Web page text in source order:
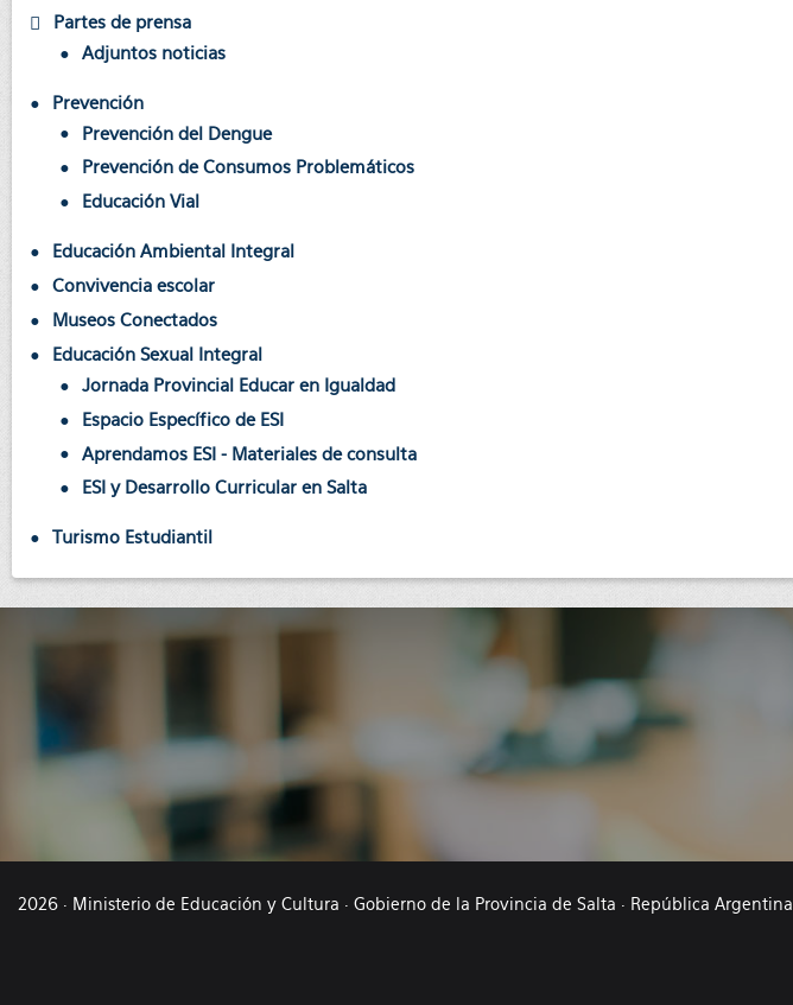
Partes de prensa
Adjuntos noticias
Prevención
Prevención del Dengue
Prevención de Consumos Problemáticos
Educación Vial
Educación Ambiental Integral
Convivencia escolar
Museos Conectados
Educación Sexual Integral
Jornada Provincial Educar en Igualdad
Espacio Específico de ESI
Aprendamos ESI - Materiales de consulta
ESI y Desarrollo Curricular en Salta
Turismo Estudiantil
2026 · Ministerio de Educación y Cultura · Gobierno de la Provincia de Salta · República Argentina